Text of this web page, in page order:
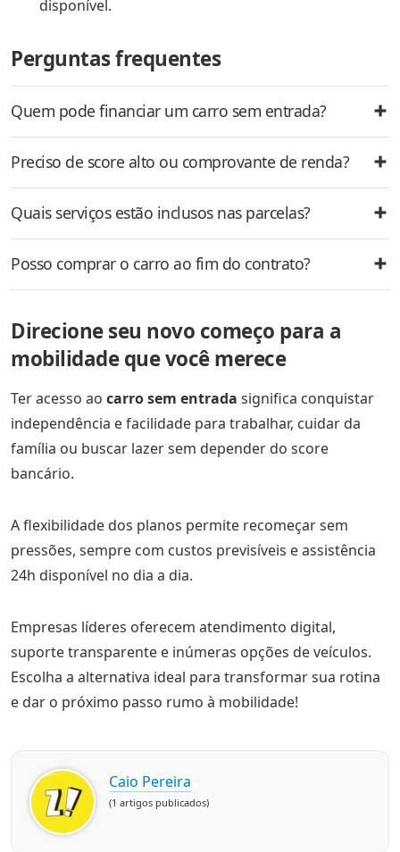
disponível.
Perguntas frequentes
Quem pode financiar um carro sem entrada?
Preciso de score alto ou comprovante de renda?
Quais serviços estão inclusos nas parcelas?
Posso comprar o carro ao fim do contrato?
Direcione seu novo começo para a
mobilidade que você merece
Ter acesso ao carro sem entrada significa conquistar
independência e facilidade para trabalhar, cuidar da
família ou buscar lazer sem depender do score
bancário.
A flexibilidade dos planos permite recomeçar sem
pressões, sempre com custos previsíveis e assistência
24h disponível no dia a dia.
Empresas líderes oferecem atendimento digital,
suporte transparente e inúmeras opções de veículos.
Escolha a alternativa ideal para transformar sua rotina
e dar o próximo passo rumo à mobilidade!
Caio Pereira
(1 artigos publicados)